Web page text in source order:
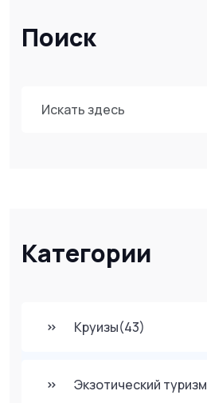
Поиск
Категории
Круизы(43)
Экзотический туризм